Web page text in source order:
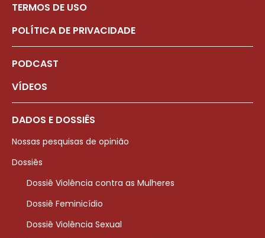
TERMOS DE USO
POLÍTICA DE PRIVACIDADE
PODCAST
VÍDEOS
DADOS E DOSSIÊS
Nossas pesquisas de opinião
Dossiês
Dossiê Violência contra as Mulheres
Dossiê Feminicídio
Dossiê Violência Sexual